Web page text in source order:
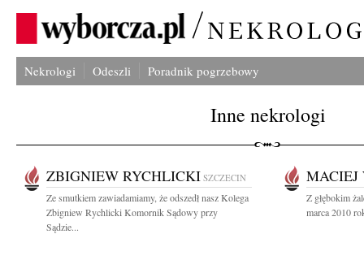
Nekrologi Odeszli Poradnik pogrzebowy
Inne nekrologi
ZBIGNIEW RYCHLICKI SZCZECIN
Ze smutkiem zawiadamiamy, że odszedł nasz Kolega
Zbigniew Rychlicki Komornik Sądowy przy
Sądzie...
MACIEJ
Z głębokim
marca 2010